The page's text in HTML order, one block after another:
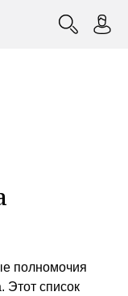
полномочия
Этот список